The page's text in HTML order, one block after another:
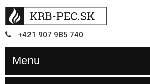
+421 907 985 740
Menu